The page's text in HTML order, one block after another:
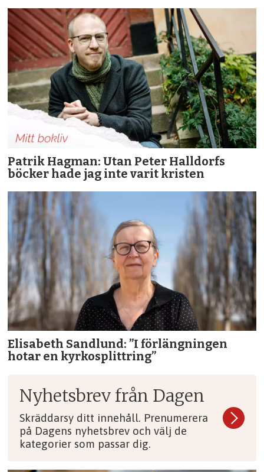
Patrik Hagman: Utan Peter Halldorfs
böcker hade jag inte varit kristen
Elisabeth Sandlund: ”I förlängningen
hotar en kyrkosplittring”
Nyhetsbrev från Dagen
Skräddarsy ditt innehåll. Prenumerera
på Dagens nyhetsbrev och välj de
kategorier som passar dig.